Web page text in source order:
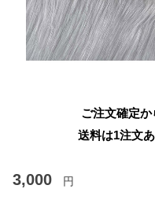
ご注文確定
送料は1注文
3,000 円